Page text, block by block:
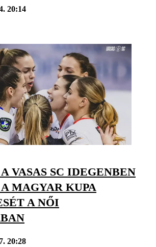
20:14
VASAS SC IDEGENBEN
MAGYAR KUPA
A NŐI
20:28